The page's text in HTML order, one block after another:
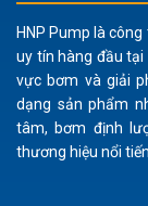
T2/AAAAB/
loại bỏ nguy
Bơm có khả
hại, giúp
Xử lý chất
HNP Pump là
uy tín hàng đầu tại
vực bơm và giải
dạng sản phẩm
tâm, bơm định
thương hiệu nổi